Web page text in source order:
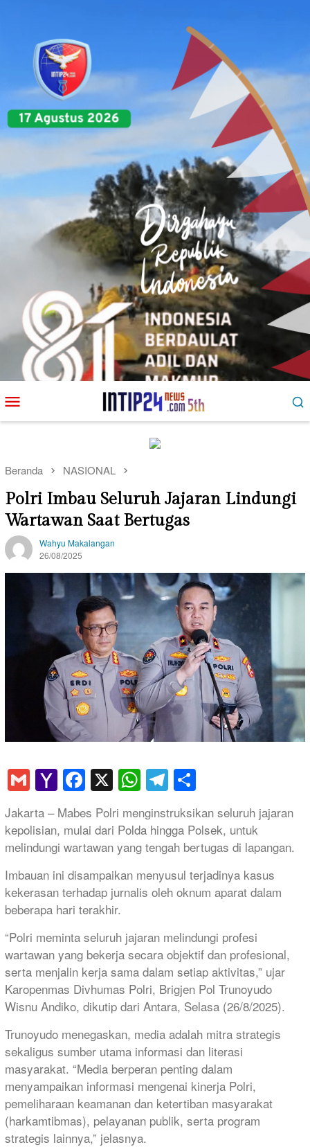
ke
kontenMobile
Beranda NASIONAL
Polri Imbau Seluruh Jajaran Lindungi
Wartawan Saat Bertugas
Wahyu Makalangan
26/08/2025
GmailYahoo
Mail
Facebook
X WhatsApp
Telegram
Jakarta – Mabes Polri menginstruksikan seluruh jajaran
kepolisian, mulai dari Polda hingga Polsek, untuk
melindungi wartawan yang tengah bertugas di lapangan.
Imbauan ini disampaikan menyusul terjadinya kasus
kekerasan terhadap jurnalis oleh oknum aparat dalam
beberapa hari terakhir.
“Polri meminta seluruh jajaran melindungi profesi
wartawan yang bekerja secara objektif dan profesional,
serta menjalin kerja sama dalam setiap aktivitas,” ujar
Karopenmas Divhumas Polri, Brigjen Pol Trunoyudo
Wisnu Andiko, dikutip dari Antara, Selasa (26/8/2025).
Trunoyudo menegaskan, media adalah mitra strategis
sekaligus sumber utama informasi dan literasi
masyarakat. “Media berperan penting dalam
menyampaikan informasi mengenai kinerja Polri,
pemeliharaan keamanan dan ketertiban masyarakat
(harkamtibmas), pelayanan publik, serta program
strategis lainnya,” jelasnya.